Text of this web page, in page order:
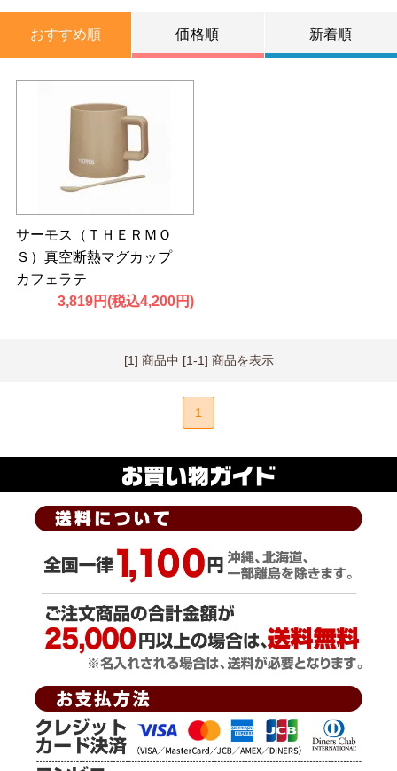
おすすめ順 価格順 新着順
サーモス（ＴＨＥＲＭＯ
Ｓ）真空断熱マグカップ
カフェラテ
3,819円(税込4,200円)
[1] 商品中 [1-1] 商品を表示
1